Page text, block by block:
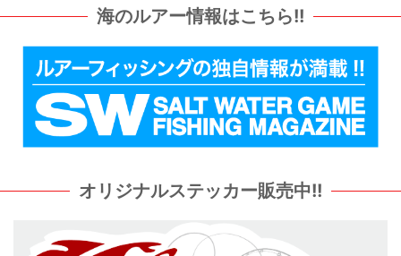
海のルアー情報はこちら!!
オリジナルステッカー販売中!!